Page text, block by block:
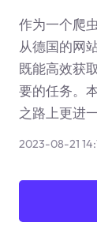
作为一个爬
从德国的网
既能高效获
要的任务。
之路上更进一
2023-08-21